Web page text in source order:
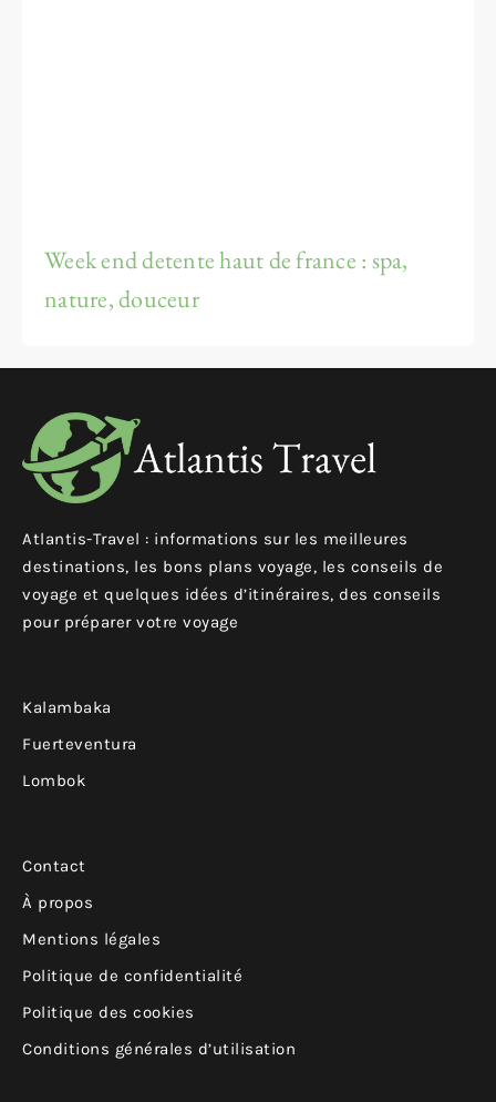
Week end detente haut de france : spa,
nature, douceur
Atlantis-Travel : informations sur les meilleures
destinations, les bons plans voyage, les conseils de
voyage et quelques idées d’itinéraires, des conseils
pour préparer votre voyage
Kalambaka
Fuerteventura
Lombok
Contact
À propos
Mentions légales
Politique de confidentialité
Politique des cookies
Conditions générales d’utilisation